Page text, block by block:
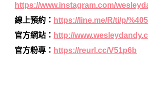
https://www.instagram.com/
線上預約： https://line.me/R/ti/p/
官方網站： http://
官方粉專： https://reurl.cc/V51p6b